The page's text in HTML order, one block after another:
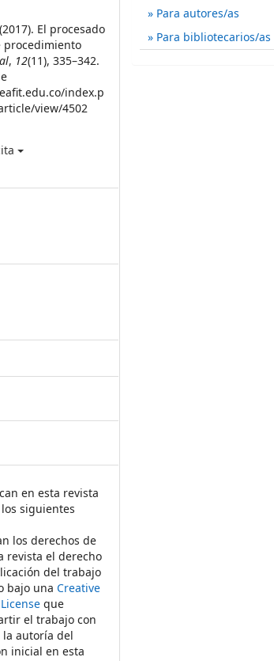
El procesado
procedimiento
, 12(11), 335–342.
index.p
view/4502
en esta revista
siguientes
los derechos de
revista el derecho
del trabajo
bajo unaCreative
que
el trabajo con
autoría del
inicial en esta
Para autores/as
Para bibliotecarios/as